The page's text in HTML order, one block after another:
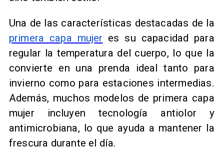
Una de las características destacadas de la
primera capa mujer es su capacidad para
regular la temperatura del cuerpo, lo que la
convierte en una prenda ideal tanto para
invierno como para estaciones intermedias.
Además, muchos modelos de primera capa
mujer incluyen tecnología antiolor y
antimicrobiana, lo que ayuda a mantener la
frescura durante el día.